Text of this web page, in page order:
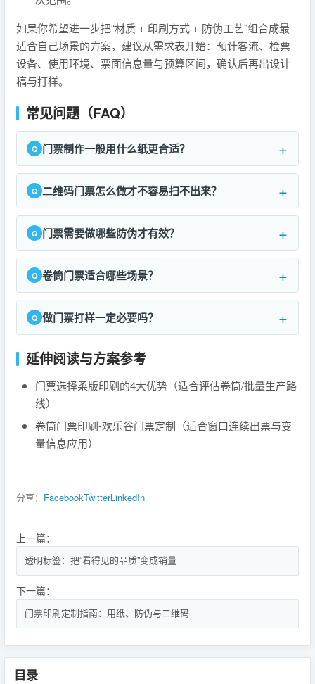
如果你希望进一步把“材质 + 印刷方式 + 防伪工艺”组合成最
适合自己场景的方案，建议从需求表开始：预计客流、检票
设备、使用环境、票面信息量与预算区间，确认后再出设计
稿与打样。
常见问题（FAQ）
门票制作一般用什么纸更合适？
二维码门票怎么做才不容易扫不出来？
门票需要做哪些防伪才有效？
卷筒门票适合哪些场景？
做门票打样一定必要吗？
延伸阅读与方案参考
门票选择柔版印刷的4大优势（适合评估卷筒/批量生产路
线）
卷筒门票印刷-欢乐谷门票定制（适合窗口连续出票与变
量信息应用）
分享： FacebookTwitterLinkedIn
上一篇：
透明标签：把“看得见的品质”变成销量
下一篇：
门票印刷定制指南：用纸、防伪与二维码
目录